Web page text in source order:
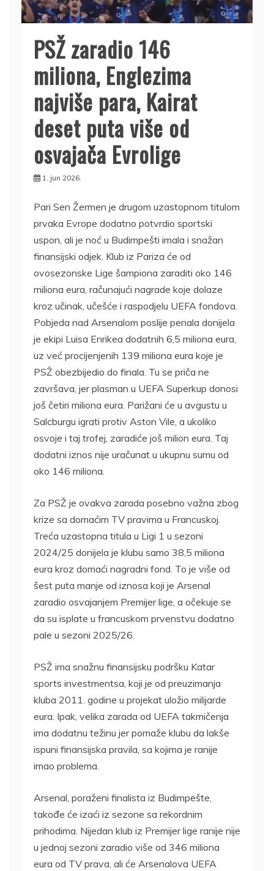
PSŽ zaradio 146
miliona, Englezima
najviše para, Kairat
deset puta više od
osvajača Evrolige
1. jun 2026.
Pari Sen Žermen je drugom uzastopnom titulom
prvaka Evrope dodatno potvrdio sportski
uspon, ali je noć u Budimpešti imala i snažan
finansijski odjek. Klub iz Pariza će od
ovosezonske Lige šampiona zaraditi oko 146
miliona eura, računajući nagrade koje dolaze
kroz učinak, učešće i raspodjelu UEFA fondova.
Pobjeda nad Arsenalom poslije penala donijela
je ekipi Luisa Enrikea dodatnih 6,5 miliona eura,
uz već procijenjenih 139 miliona eura koje je
PSŽ obezbijedio do finala. Tu se priča ne
završava, jer plasman u UEFA Superkup donosi
još četiri miliona eura. Parižani će u avgustu u
Salcburgu igrati protiv Aston Vile, a ukoliko
osvoje i taj trofej, zaradiće još milion eura. Taj
dodatni iznos nije uračunat u ukupnu sumu od
oko 146 miliona.
Za PSŽ je ovakva zarada posebno važna zbog
krize sa domaćim TV pravima u Francuskoj.
Treća uzastopna titula u Ligi 1 u sezoni
2024/25 donijela je klubu samo 38,5 miliona
eura kroz domaći nagradni fond. To je više od
šest puta manje od iznosa koji je Arsenal
zaradio osvajanjem Premijer lige, a očekuje se
da su isplate u francuskom prvenstvu dodatno
pale u sezoni 2025/26.
PSŽ ima snažnu finansijsku podršku Katar
sports investmentsa, koji je od preuzimanja
kluba 2011. godine u projekat uložio milijarde
eura. Ipak, velika zarada od UEFA takmičenja
ima dodatnu težinu jer pomaže klubu da lakše
ispuni finansijska pravila, sa kojima je ranije
imao problema.
Arsenal, poraženi finalista iz Budimpešte,
takođe će izaći iz sezone sa rekordnim
prihodima. Nijedan klub iz Premijer lige ranije nije
u jednoj sezoni zaradio više od 346 miliona
eura od TV prava, ali će Arsenalova UEFA